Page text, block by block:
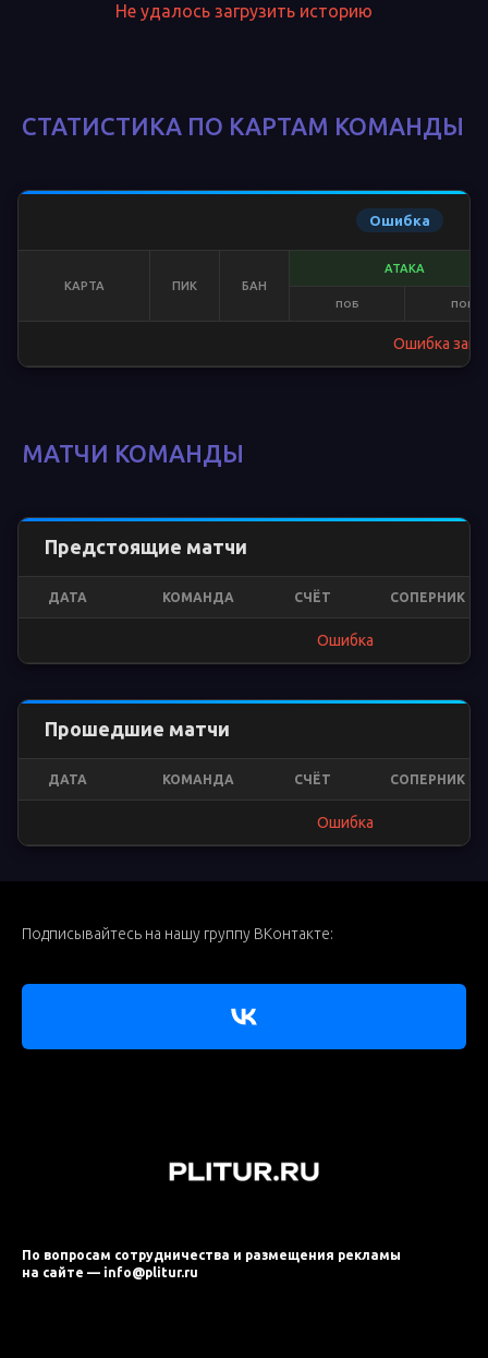
Не удалось загрузить историю
СТАТИСТИКА ПО КАРТАМ КОМАНДЫ
Ошибка
КАРТА ПИК БАН
АТАКА
ПОБ ПОР
Ошибка
МАТЧИ КОМАНДЫ
Предстоящие матчи
ДАТА КОМАНДА СЧЁТ СОПЕРНИК
Ошибка
Прошедшие матчи
ДАТА КОМАНДА СЧЁТ СОПЕРНИК
Ошибка
Подписывайтесь на нашу группу ВКонтакте:
По вопросам сотрудничества и размещения рекламы
на сайте — info@plitur.ru